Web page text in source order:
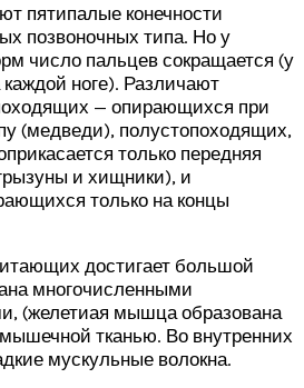
пятипалые конечности
позвоночных типа. Но у
число пальцев сокращается (у
ноге). Различают
— опирающихся при
(медведи), полустопоходящих,
только передняя
и хищники), и
только на концы
достигает большой
многочисленными
(желетиая мышца образована
тканью. Во внутренних
мускульные волокна.